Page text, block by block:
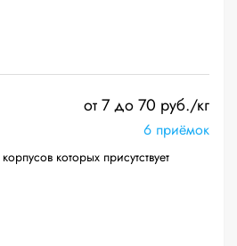
от 7 до 70 руб./кг
6 приёмок
которых присутствует